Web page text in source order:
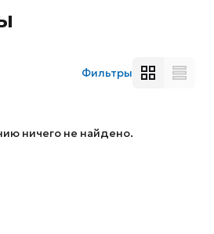
Фильтры
ничего не найдено.